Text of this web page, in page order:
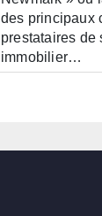
des principaux
prestataires de
immobilier…